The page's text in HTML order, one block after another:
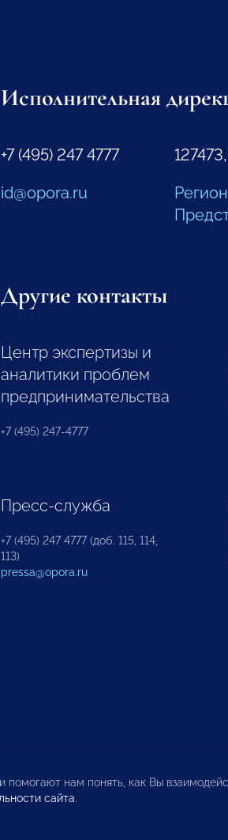
Исполнительная
+7 (495) 247 4777
id@opora.ru
Другие контакты
Центр экспертизы и
аналитики проблем
предпринимательства
+7 (495) 247-4777
Пресс-служба
+7 (495) 247 4777 (доб. 115, 114,
113)
pressa@opora.ru
нам понять, как Вы
сайта.